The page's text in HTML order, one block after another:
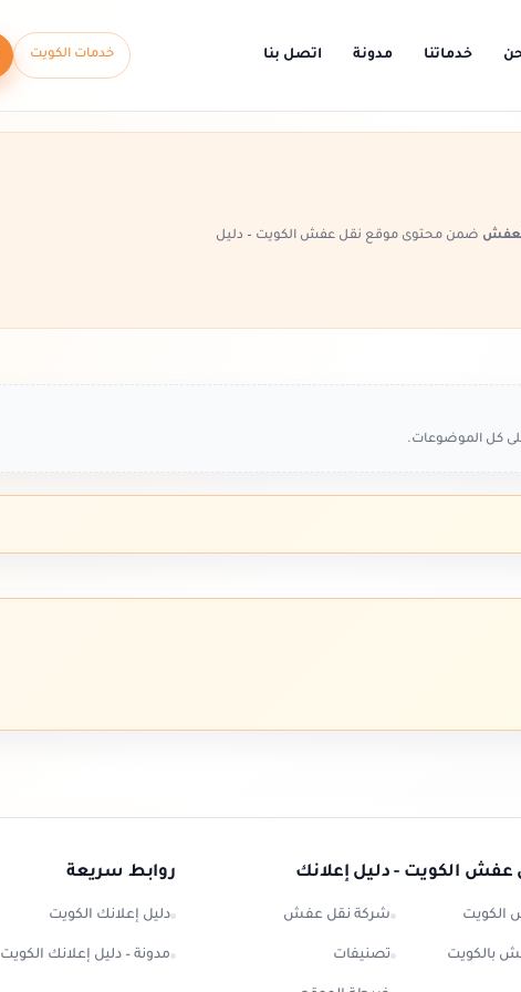
خدماتنا مدونة اتصل بنا خدمات الكويت
ضمن محتوى موقع نقل عفش الكويت – دليل
كل الموضوعات.
عفش الكويت - دليل إعلانك
الكويت شركة نقل عفش
بالكويت تصنيفات
روابط سريعة
دليل إعلانك الكويت
مدونة – دليل إعلانك الكويت